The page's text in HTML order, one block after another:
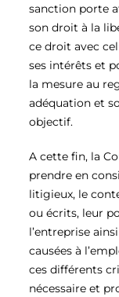
sanction porte
son droit à la
ce droit avec
ses intérêts et
la mesure au
adéquation et
objectif.
A cette fin, la
prendre en
litigieux, le
ou écrits, leur
l’entreprise
causées à
ces différents
nécessaire et